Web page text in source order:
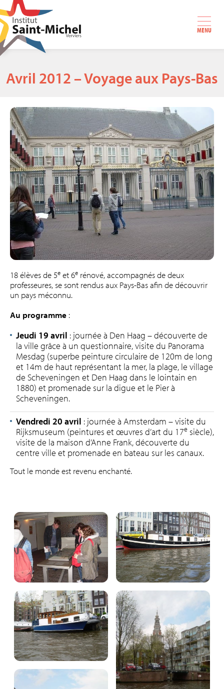
MENU
Avril 2012 – Voyage aux Pays-Bas
18 élèves de 5e et 6e rénové, accompagnés de deux
professeures, se sont rendus aux Pays-Bas afin de découvrir
un pays méconnu.
Au programme :
Jeudi 19 avril : journée à Den Haag – découverte de
la ville grâce à un questionnaire, visite du Panorama
Mesdag (superbe peinture circulaire de 120m de long
et 14m de haut représentant la mer, la plage, le village
de Scheveningen et Den Haag dans le lointain en
1880) et promenade sur la digue et le Pier à
Scheveningen.
Vendredi 20 avril : journée à Amsterdam – visite du
Rijksmuseum (peintures et œuvres d’art du 17e siècle),
visite de la maison d’Anne Frank, découverte du
centre ville et promenade en bateau sur les canaux.
Tout le monde est revenu enchanté.